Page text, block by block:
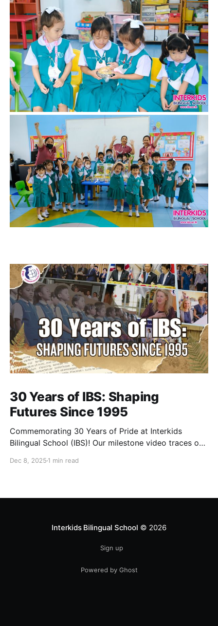
30 Years of IBS: Shaping
Futures Since 1995
Commemorating 30 Years of Pride at Interkids
Bilingual School (IBS)! Our milestone video traces our
years of innovation, 30 years of shaping futures.
Dec 8, 2025 1 min read
Interkids Bilingual School © 2026
Sign up
Powered by Ghost